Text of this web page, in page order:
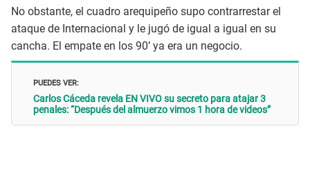
No obstante, el cuadro arequipeño supo contrarrestar el
ataque de Internacional y le jugó de igual a igual en su
cancha. El empate en los 90’ ya era un negocio.
PUEDES VER:
Carlos Cáceda revela EN VIVO su secreto para atajar 3
penales: “Después del almuerzo vimos 1 hora de videos”